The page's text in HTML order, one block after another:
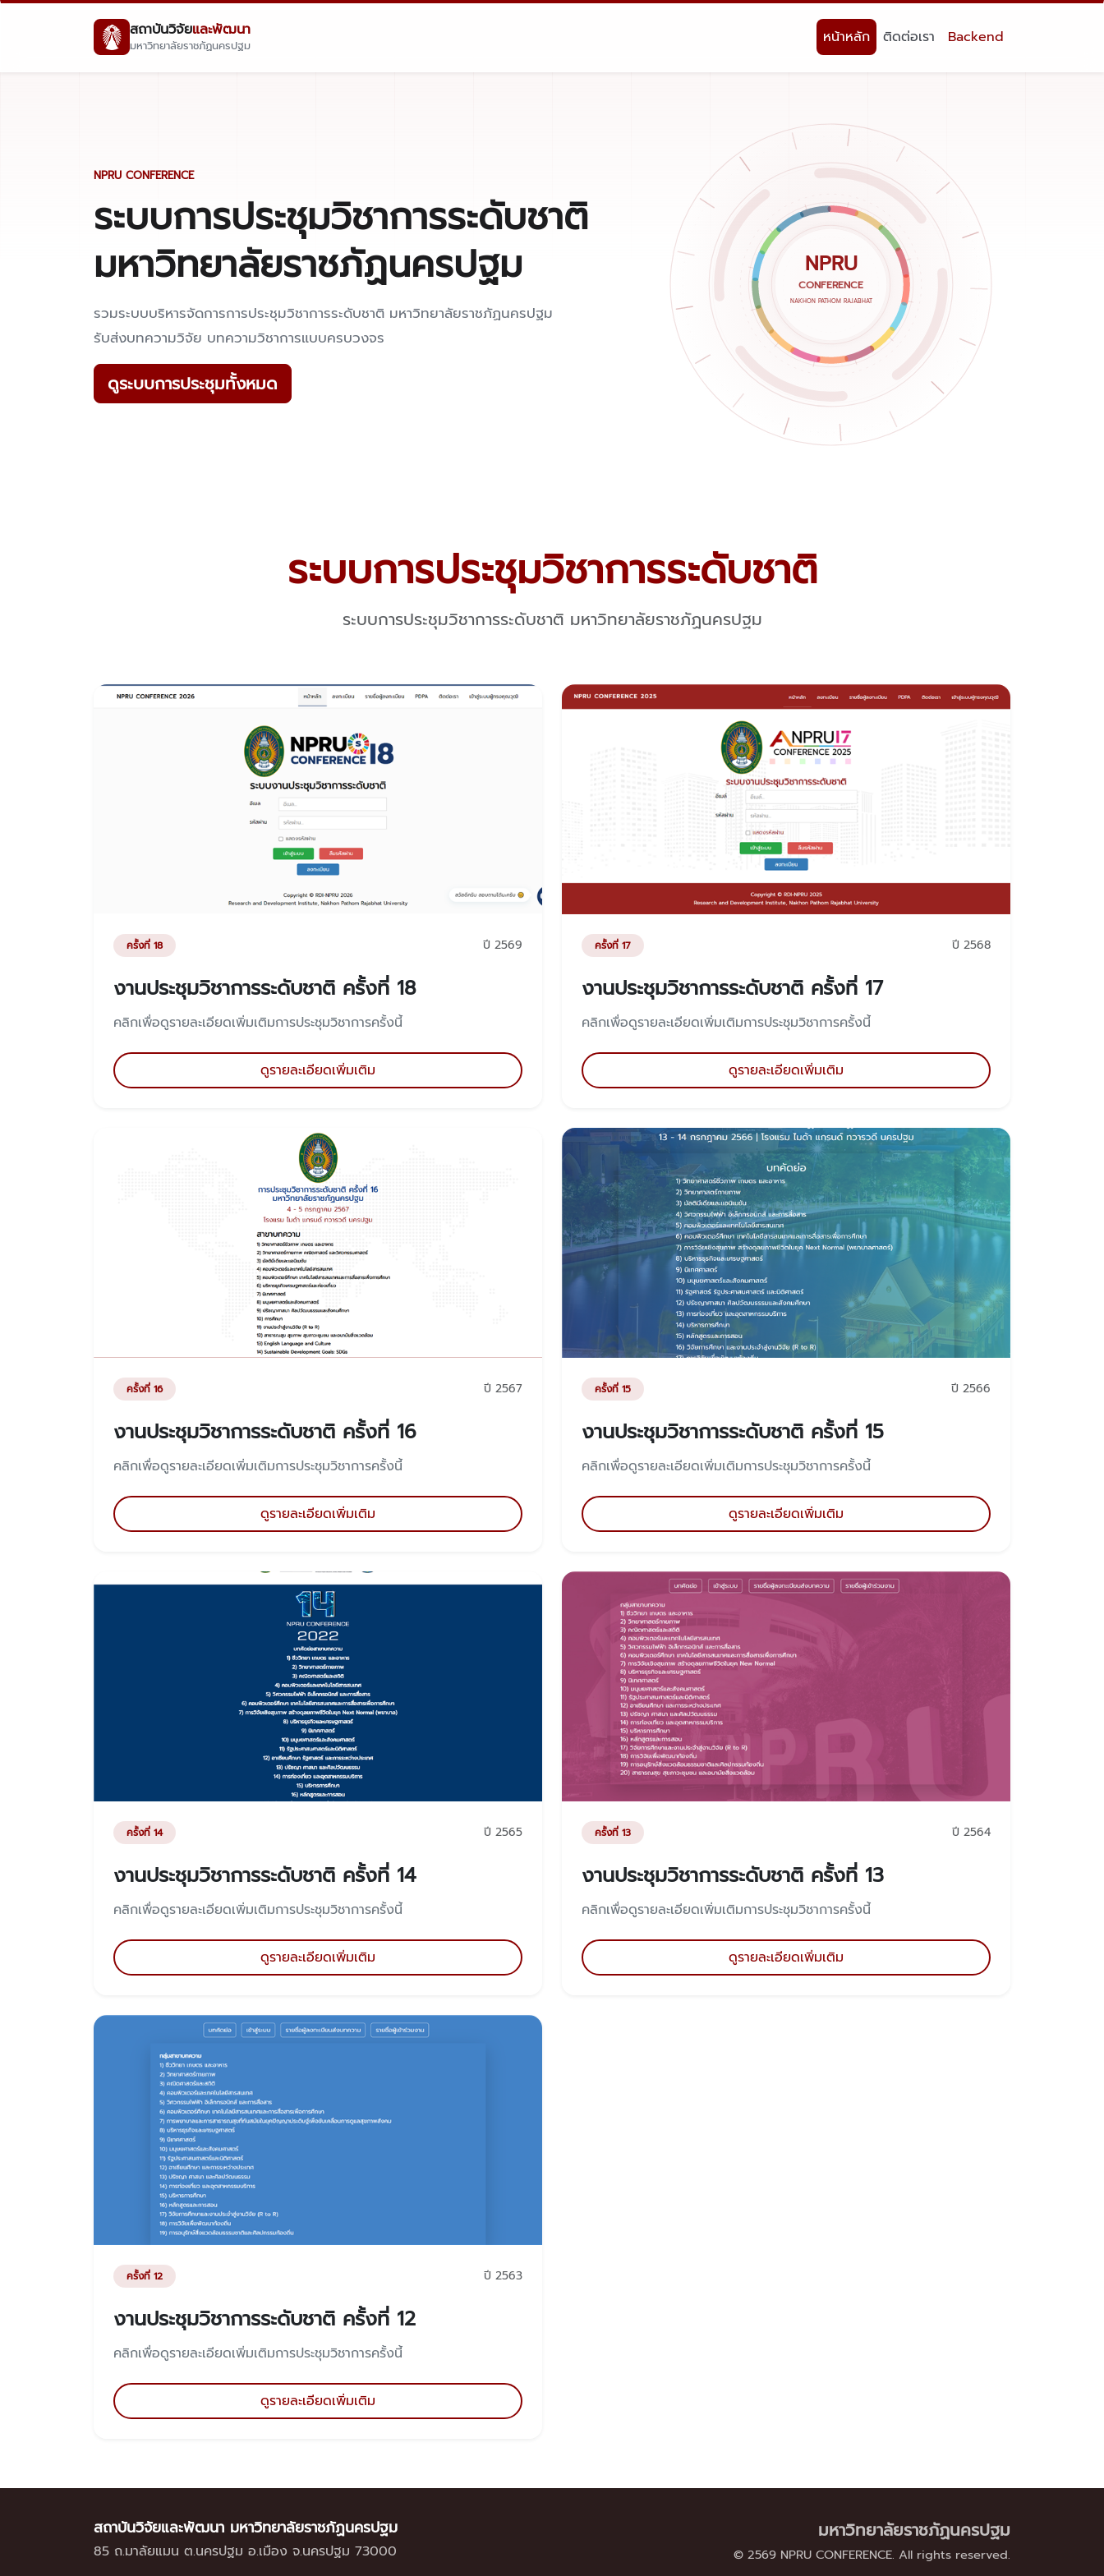
สถาบันวิจัยและพัฒนา
มหาวิทยาลัยราชภัฏนครปฐม หน้าหลัก ติดต่อเรา Backend
NPRU CONFERENCE
ระบบการประชุมวิชาการระดับชาติ
มหาวิทยาลัยราชภัฏนครปฐม
รวมระบบบริหารจัดการการประชุมวิชาการระดับชาติ มหาวิทยาลัยราชภัฏนครปฐม
รับส่งบทความวิจัย บทความวิชาการแบบครบวงจร
ดูระบบการประชุมทั้งหมด
NPRU
CONFERENCE
NAKHON PATHOM RAJABHAT
ระบบการประชุมวิชาการระดับชาติ
ระบบการประชุมวิชาการระดับชาติ มหาวิทยาลัยราชภัฏนครปฐม
ครั้งที่ 18 ปี 2569
งานประชุมวิชาการระดับชาติ ครั้งที่ 18
คลิกเพื่อดูรายละเอียดเพิ่มเติมการประชุมวิชาการครั้งนี้
ดูรายละเอียดเพิ่มเติม
ครั้งที่ 17 ปี 2568
งานประชุมวิชาการระดับชาติ ครั้งที่ 17
คลิกเพื่อดูรายละเอียดเพิ่มเติมการประชุมวิชาการครั้งนี้
ดูรายละเอียดเพิ่มเติม
ครั้งที่ 16 ปี 2567
งานประชุมวิชาการระดับชาติ ครั้งที่ 16
คลิกเพื่อดูรายละเอียดเพิ่มเติมการประชุมวิชาการครั้งนี้
ดูรายละเอียดเพิ่มเติม
ครั้งที่ 15 ปี 2566
งานประชุมวิชาการระดับชาติ ครั้งที่ 15
คลิกเพื่อดูรายละเอียดเพิ่มเติมการประชุมวิชาการครั้งนี้
ดูรายละเอียดเพิ่มเติม
ครั้งที่ 14 ปี 2565
งานประชุมวิชาการระดับชาติ ครั้งที่ 14
คลิกเพื่อดูรายละเอียดเพิ่มเติมการประชุมวิชาการครั้งนี้
ดูรายละเอียดเพิ่มเติม
ครั้งที่ 13 ปี 2564
งานประชุมวิชาการระดับชาติ ครั้งที่ 13
คลิกเพื่อดูรายละเอียดเพิ่มเติมการประชุมวิชาการครั้งนี้
ดูรายละเอียดเพิ่มเติม
ครั้งที่ 12 ปี 2563
งานประชุมวิชาการระดับชาติ ครั้งที่ 12
คลิกเพื่อดูรายละเอียดเพิ่มเติมการประชุมวิชาการครั้งนี้
ดูรายละเอียดเพิ่มเติม
สถาบันวิจัยและพัฒนา มหาวิทยาลัยราชภัฏนครปฐม
85 ถ.มาลัยแมน ต.นครปฐม อ.เมือง จ.นครปฐม 73000
มหาวิทยาลัยราชภัฏนครปฐม
© 2569 NPRU CONFERENCE. All rights reserved.